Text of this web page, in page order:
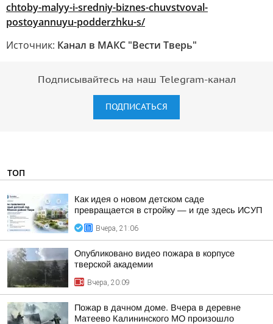
chtoby-malyy-i-sredniy-biznes-chuvstvoval-
postoyannuyu-podderzhku-s/
Источник: Канал в МАКС "Вести Тверь"
Подписывайтесь на наш Telegram-канал
ПОДПИСАТЬСЯ
ТОП
Как идея о новом детском саде
превращается в стройку — и где здесь ИСУП
Вчера, 21:06
Опубликовано видео пожара в корпусе
тверской академии
Вчера, 20:09
Пожар в дачном доме. Вчера в деревне
Матеево Калининского МО произошло